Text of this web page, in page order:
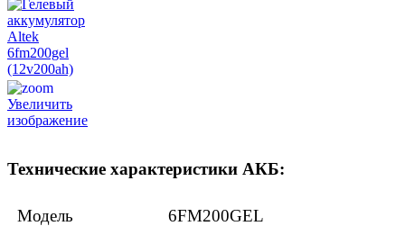
Увеличить
изображение
Технические характеристики АКБ:
Модель 6FM200GEL